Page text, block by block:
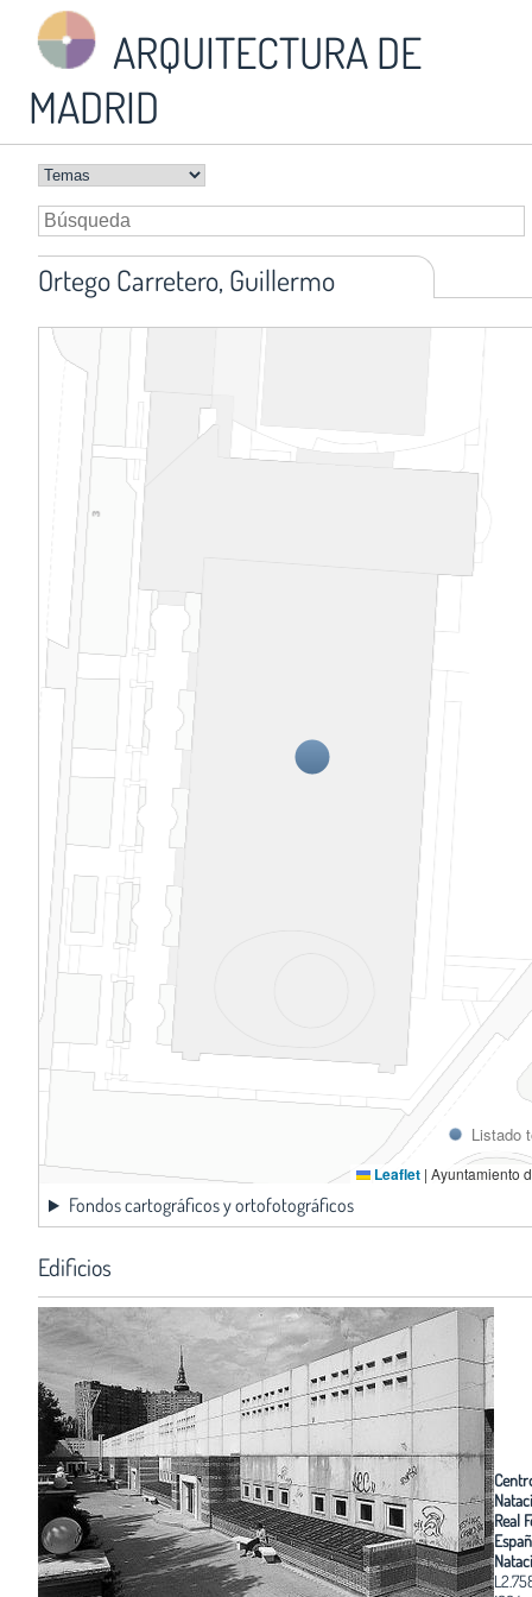
ARQUITECTURA DE
MADRID
Ortego Carretero, Guillermo
Listado
Leaflet | Ayuntamiento
Fondos cartográficos y ortofotográficos
Edificios
Real